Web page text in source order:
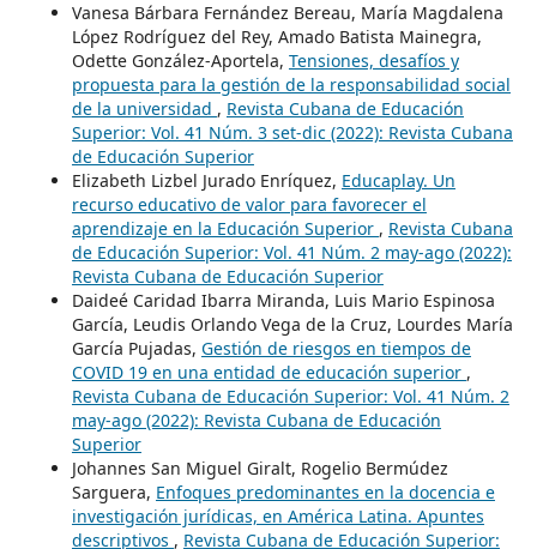
Vanesa Bárbara Fernández Bereau, María Magdalena
López Rodríguez del Rey, Amado Batista Mainegra,
Odette González-Aportela, Tensiones, desafíos y
propuesta para la gestión de la responsabilidad social
de la universidad , Revista Cubana de Educación
Superior: Vol. 41 Núm. 3 set-dic (2022): Revista Cubana
de Educación Superior
Elizabeth Lizbel Jurado Enríquez, Educaplay. Un
recurso educativo de valor para favorecer el
aprendizaje en la Educación Superior , Revista Cubana
de Educación Superior: Vol. 41 Núm. 2 may-ago (2022):
Revista Cubana de Educación Superior
Daideé Caridad Ibarra Miranda, Luis Mario Espinosa
García, Leudis Orlando Vega de la Cruz, Lourdes María
García Pujadas, Gestión de riesgos en tiempos de
COVID 19 en una entidad de educación superior ,
Revista Cubana de Educación Superior: Vol. 41 Núm. 2
may-ago (2022): Revista Cubana de Educación
Superior
Johannes San Miguel Giralt, Rogelio Bermúdez
Sarguera, Enfoques predominantes en la docencia e
investigación jurídicas, en América Latina. Apuntes
descriptivos , Revista Cubana de Educación Superior: